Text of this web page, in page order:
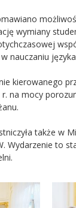
wymiany
nauczaniu
kierowanego
na mocy
także w
Wydarzenie to